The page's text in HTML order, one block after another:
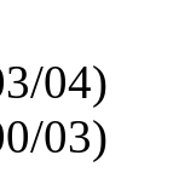
04)
03)